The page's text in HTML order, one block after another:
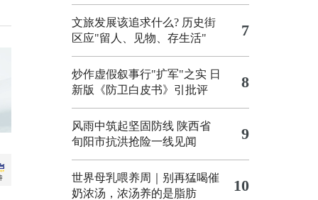
文旅发展该追求什么? 历史街
区应"留人、见物、存生活"
7
炒作虚假叙事行"扩军"之实 日
新版《防卫白皮书》引批评
8
风雨中筑起坚固防线 陕西省
旬阳市抗洪抢险一线见闻
9
世界母乳喂养周｜别再猛喝催
奶浓汤，浓汤养的是脂肪
10